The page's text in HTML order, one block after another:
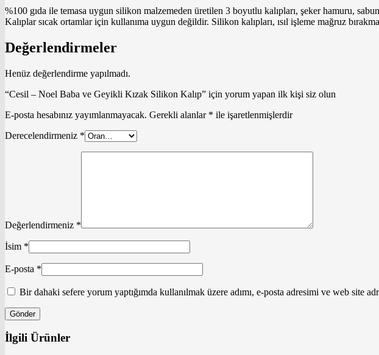
%100 gıda ile temasa uygun silikon malzemeden üretilen 3 boyutlu kalıpları, şeker hamuru,
Kalıplar sıcak ortamlar için kullanıma uygun değildir. Silikon kalıpları, ısıl işleme mağruz
Değerlendirmeler
Henüz değerlendirme yapılmadı.
“Cesil – Noel Baba ve Geyikli Kızak Silikon Kalıp” için yorum yapan ilk kişi siz olun
E-posta hesabınız yayımlanmayacak. Gerekli alanlar * ile işaretlenmişlerdir
Derecelendirmeniz *
Değerlendirmeniz *
İsim *
E-posta *
Bir dahaki sefere yorum yaptığımda kullanılmak üzere adımı, e-posta adresimi ve web site
İlgili Ürünler